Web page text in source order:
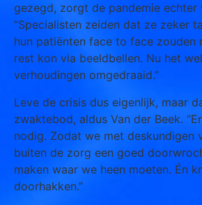
gezegd, zorgt de pandemie echter
“Specialisten zeiden dat ze zeker
hun patiënten face to face zouden
rest kon via beeldbellen. Nu het
verhoudingen omgedraaid.”
Leve de crisis dus eigenlijk, maar
zwaktebod, aldus Van der Beek.
nodig. Zodat we met deskundigen
buiten de zorg een goed
maken waar we heen moeten. Én
doorhakken.”